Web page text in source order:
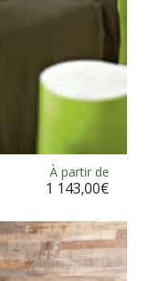
Les
À partir de
1 143,00€